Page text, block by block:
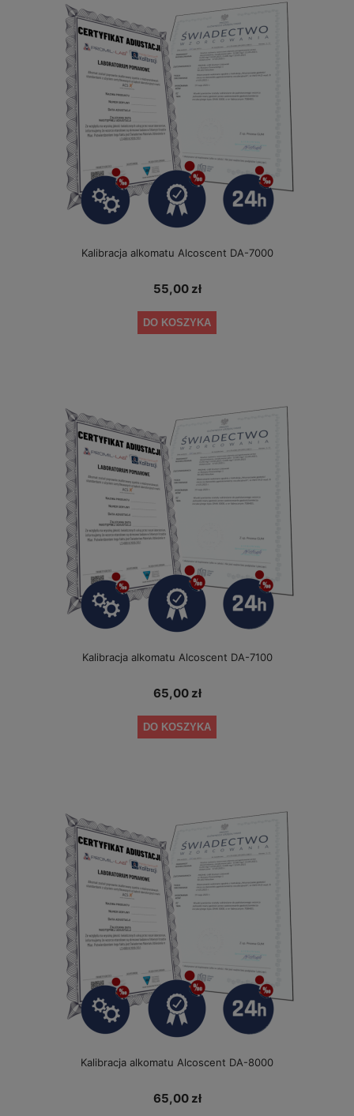
Kalibracja alkomatu Alcoscent DA-7000
55,00 zł
DO KOSZYKA
Kalibracja alkomatu Alcoscent DA-7100
65,00 zł
DO KOSZYKA
Kalibracja alkomatu Alcoscent DA-8000
65,00 zł